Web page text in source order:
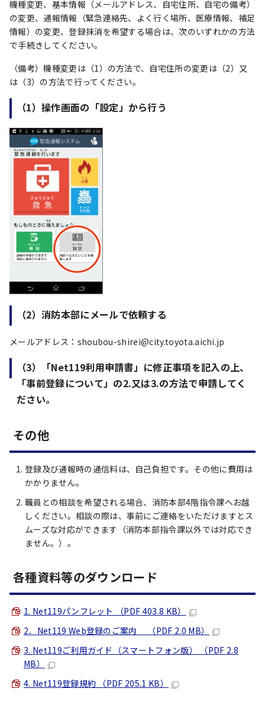
機種変更、基本情報（メールアドレス、自宅住所、自宅の備考）
の変更、通報情報（緊急連絡先、よく行く場所、医療情報、補足
情報）の変更、登録抹消を希望する場合は、次のいずれかの方法
で手続きしてください。
（備考）機種変更は（1）の方法で、自宅住所の変更は（2）又
は（3）の方法で行ってください。
（1）操作画面の「設定」から行う
（2）消防本部にメールで依頼する
メールアドレス：shoubou-shirei@city.toyota.aichi.jp
（3）「Net119利用申請書」に修正事項を記入の上、
「事前登録について」の2.又は3.の方法で申請してく
ださい。
その他
登録及び通報時の通信料は、自己負担です。その他に費用は
かかりません。
職員との相談を希望される場合、消防本部4階指令課へお越
しください。相談の際は、事前にご連絡をいただけますとス
ムーズな対応ができます（消防本部指令課以外では対応でき
ません。）。
各種資料等のダウンロード
1. Net119パンフレット （PDF 403.8 KB）
2．Net119 Web登録のご案内 （PDF 2.0 MB）
3. Net119ご利用ガイド（スマートフォン版） （PDF 2.8
MB）
4. Net119登録規約 （PDF 205.1 KB）